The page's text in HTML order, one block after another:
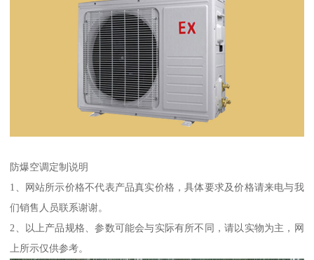
防爆空调定制说明
1、网站所示价格不代表产品真实价格，具体要求及价格请来电与我
们销售人员联系谢谢。
2、以上产品规格、参数可能会与实际有所不同，请以实物为主，网
上所示仅供参考。